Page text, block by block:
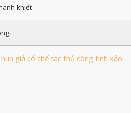
khiết
giả cổ chế tác thủ công tinh xảo